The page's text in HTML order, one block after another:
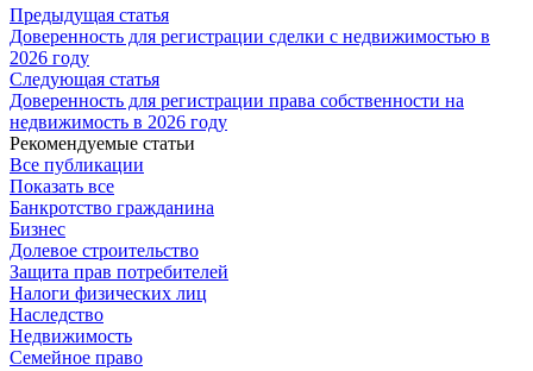
Предыдущая статья
Доверенность для регистрации сделки с недвижимостью в
2026 году
Следующая статья
Доверенность для регистрации права собственности на
недвижимость в 2026 году
Рекомендуемые статьи
Все публикации
Показать все
Банкротство гражданина
Бизнес
Долевое строительство
Защита прав потребителей
Налоги физических лиц
Наследство
Недвижимость
Семейное право